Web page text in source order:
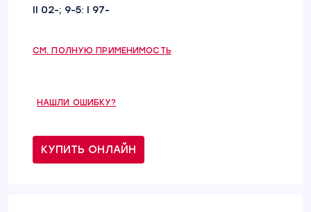
II 02-; 9-5: I 97-
СМ. ПОЛНУЮ ПРИМЕНИМОСТЬ
НАШЛИ ОШИБКУ?
КУПИТЬ ОНЛАЙН